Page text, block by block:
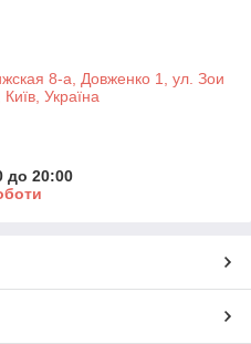
8-а, Довженко 1, ул. Зои
Україна
до 20:00